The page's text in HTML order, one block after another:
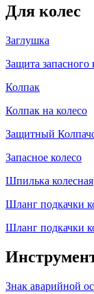
Для колес
Заглушка
Защита запасного
Колпак
Колпак на колесо
Защитный
Запасное колесо
Шпилька колесная
Шланг подкачки
Шланг подкачки
Знак аварийной